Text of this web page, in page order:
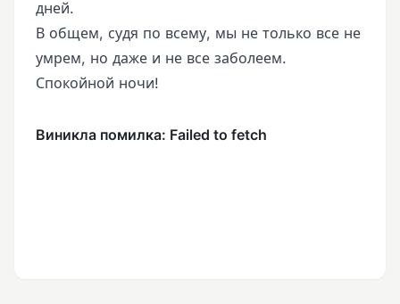
дней.
В общем, судя по всему, мы не только все не
умрем, но даже и не все заболеем.
Спокойной ночи!